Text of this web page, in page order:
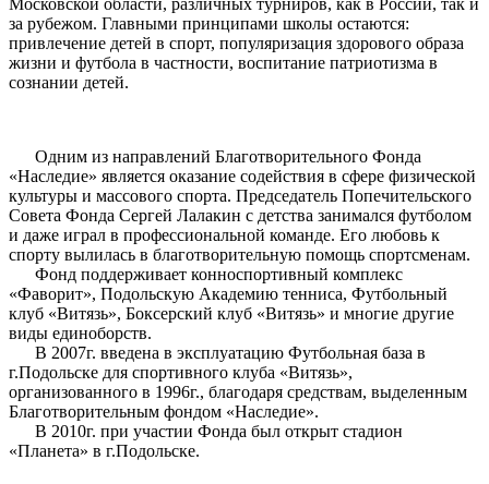
за рубежом. Главными принципами школы остаются:
привлечение детей в спорт, популяризация здорового образа
жизни и футбола в частности, воспитание патриотизма в
сознании детей.
Одним из направлений Благотворительного Фонда
«Наследие» является оказание содействия в сфере физической
культуры и массового спорта. Председатель Попечительского
Совета Фонда Сергей Лалакин с детства занимался футболом
и даже играл в профессиональной команде. Его любовь к
спорту вылилась в благотворительную помощь спортсменам.
Фонд поддерживает конноспортивный комплекс
«Фаворит», Подольскую Академию тенниса, Футбольный
клуб «Витязь», Боксерский клуб «Витязь» и многие другие
виды единоборств.
В 2007г. введена в эксплуатацию Футбольная база в
г.Подольске для спортивного клуба «Витязь»,
организованного в 1996г., благодаря средствам, выделенным
Благотворительным фондом «Наследие».
В 2010г. при участии Фонда был открыт стадион
«Планета» в г.Подольске.